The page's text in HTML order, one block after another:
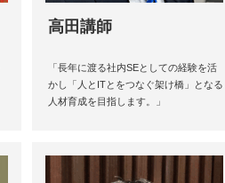
高田講師
「長年に渡る社内SEとしての経験を活
かし「人とITとをつなぐ架け橋」となる
人材育成を目指します。」